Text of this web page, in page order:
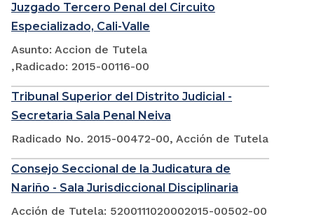
Juzgado Tercero Penal del Circuito
Especializado, Cali-Valle
Asunto: Accion de Tutela
,Radicado: 2015-00116-00
Tribunal Superior del Distrito Judicial -
Secretaria Sala Penal Neiva
Radicado No. 2015-00472-00, Acción de Tutela
Consejo Seccional de la Judicatura de
Nariño - Sala Jurisdiccional Disciplinaria
Acción de Tutela: 5200111020002015-00502-00